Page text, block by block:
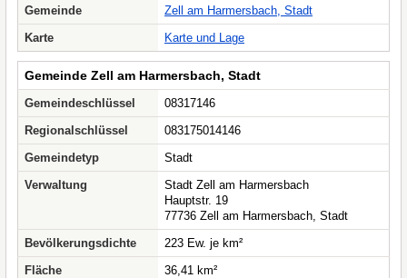
Gemeinde
Zell am Harmersbach, Stadt
Karte
Karte und Lage
Gemeinde Zell am Harmersbach, Stadt
Gemeindeschlüssel
08317146
Regionalschlüssel
083175014146
Gemeindetyp
Stadt
Verwaltung
Stadt Zell am Harmersbach
Hauptstr. 19
77736 Zell am Harmersbach, Stadt
Bevölkerungsdichte
223 Ew. je km²
Fläche
36,41 km²